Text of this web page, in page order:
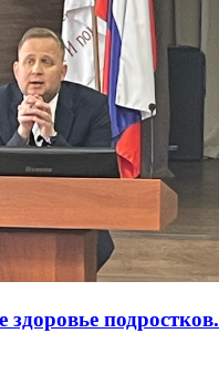
здоровье подростков.